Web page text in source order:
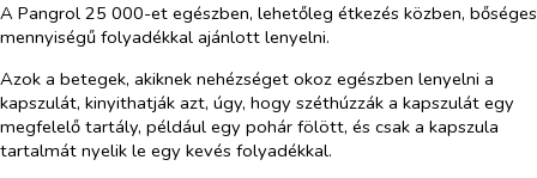
A Pangrol 25 000-et egészben, lehetőleg étkezés közben, bőséges
mennyiségű folyadékkal ajánlott lenyelni.
Azok a betegek, akiknek nehézséget okoz egészben lenyelni a
kapszulát, kinyithatják azt, úgy, hogy széthúzzák a kapszulát egy
megfelelő tartály, például egy pohár fölött, és csak a kapszula
tartalmát nyelik le egy kevés folyadékkal.